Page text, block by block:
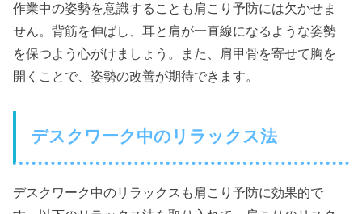
作業中の姿勢を意識することも肩こり予防には欠かせま
せん。背筋を伸ばし、耳と肩が一直線になるような姿勢
を保つよう心がけましょう。また、肩甲骨を寄せて胸を
開くことで、姿勢の改善が期待できます。
デスクワーク中のリラックス法
デスクワーク中のリラックスも肩こり予防に効果的で